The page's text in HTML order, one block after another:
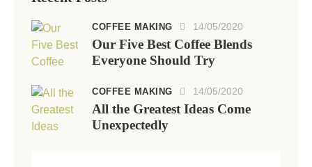
COFFEE MAKING 14/05/2020
Our Five Best Coffee Blends
Everyone Should Try
COFFEE MAKING 14/05/2020
All the Greatest Ideas Come
Unexpectedly